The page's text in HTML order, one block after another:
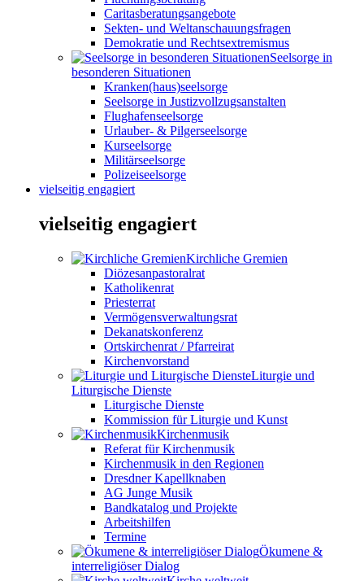
Caritasberatungsangebote
Sekten- und Weltanschauungsfragen
Demokratie und Rechtsextremismus
Seelsorge in
besonderen Situationen
Kranken(haus)seelsorge
Seelsorge in Justizvollzugsanstalten
Flughafenseelsorge
Urlauber- & Pilgerseelsorge
Kurseelsorge
Militärseelsorge
Polizeiseelsorge
vielseitig engagiert
vielseitig engagiert
Kirchliche Gremien
Diözesanpastoralrat
Katholikenrat
Priesterrat
Vermögensverwaltungsrat
Dekanatskonferenz
Ortskirchenrat / Pfarreirat
Kirchenvorstand
Liturgie und
Liturgische Dienste
Liturgische Dienste
Kommission für Liturgie und Kunst
Kirchenmusik
Referat für Kirchenmusik
Kirchenmusik in den Regionen
Dresdner Kapellknaben
AG Junge Musik
Bandkatalog und Projekte
Arbeitshilfen
Termine
Ökumene &
interreligiöser Dialog